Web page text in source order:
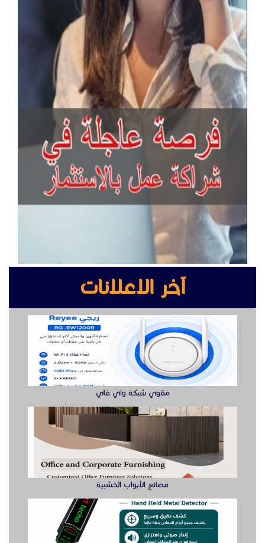
آخر الإعلانات
مقوي شبكة واي فاي
مصانع الأبواب الخشبية
جهاز تفتيش يدوي وكشف الجوال
راوتر ريجي لتوفير اتصال سريع